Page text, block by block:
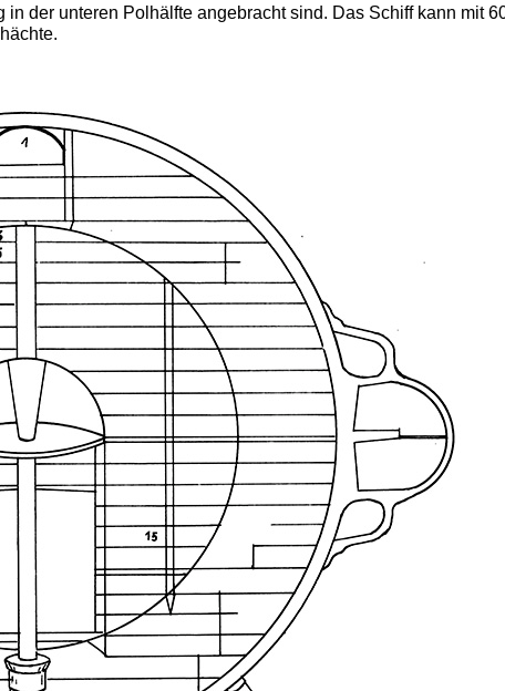
der unteren Polhälfte angebracht sind. Das Schiff kann mit